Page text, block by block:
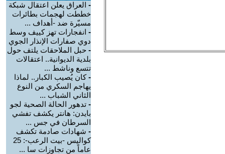
- العراق يعلن اعتقال شبكة
خططت لهجمات بطائرات
مسيّرة ضد -أهداف ...
- انفجارات تهز كييف وسط
دوي صفارات الإنذار الجوي
- حبل الملاحقات يلتف حول
بلدية الديوانية.. اعتقالات
تتسع وناشط ...
-كان يُصيب الكبار.. لماذا
يهاجم السكري من النوع
الثاني الشباب ...
- تدهور الحالة الصحية لجو
بايدن: هانتر يكشف تفشي
السرطان في جس ...
- شهادات صادمة تكشف
كواليس -بيت الرعب-: 25
عاماً من تجاوزات سا ...